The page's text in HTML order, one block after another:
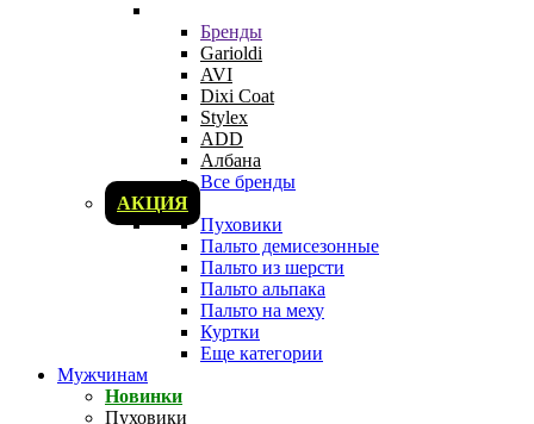
Бренды
Garioldi
AVI
Dixi Coat
Stylex
ADD
Албана
Все бренды
АКЦИЯ
Пуховики
Пальто демисезонные
Пальто из шерсти
Пальто альпака
Пальто на меху
Куртки
Еще категории
Мужчинам
Новинки
Пуховики